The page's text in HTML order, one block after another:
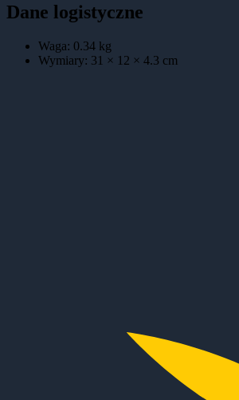
Dane logistyczne
Waga: 0.34 kg
Wymiary: 31 × 12 × 4.3 cm